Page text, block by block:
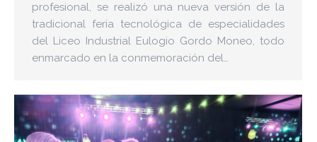
profesional, se realizó una nueva versión de la
tradicional feria tecnológica de especialidades
del Liceo Industrial Eulogio Gordo Moneo, todo
enmarcado en la conmemoración del…